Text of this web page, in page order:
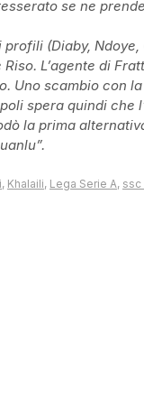
se ne
profili (Diaby,
Riso. L’agente di
Uno scambio con
spera quindi
la prima
, Khalaili, Lega Serie A, ssc